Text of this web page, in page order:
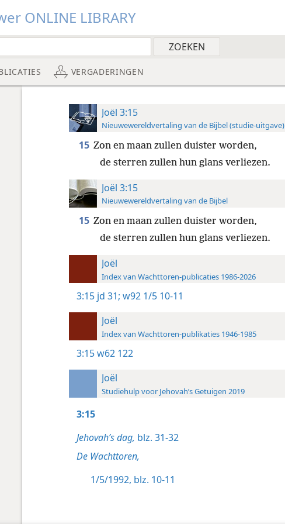
ONLINE LIBRARY
VERGADERINGEN
Joël 3:15
Nieuwewereldvertaling van de Bijbel (studie-uitgave)
15 Zon en maan zullen duister worden,
de sterren zullen hun glans verliezen.
Joël 3:15
Nieuwewereldvertaling van de Bijbel
15 Zon en maan zullen duister worden,
de sterren zullen hun glans verliezen.
Joël
Index van Wachttoren-publicaties 1986-2026
3:15 jd 31; w92 1/5 10-11
Joël
Index van Wachttoren-publikaties 1946-1985
3:15w62 122
Joël
Studiehulp voor Jehovah’s Getuigen 2019
3:15
Jehovah’s dag, blz. 31-32
De Wachttoren,
1/5/1992, blz. 10-11